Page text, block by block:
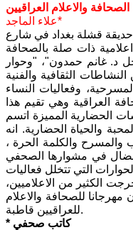
والاعلام العراقيين
علاء الماجد*
على داعش، يومي الخميس والجمعة (23 – 24 هذا الشهر) على حديقة قشلة بغداد في شارع
ذات صلة بالصحافة
د. غانم حمدون"، "وحوار
الثقافية والفنية
وفعاليات النساء
العراقية وهي تقيم هذا
الحضارية المميزة اتسم
والحياة الحضارية. انه
والمسرح والكلمة الحرة ،
في مشوارها الصحفي
التي تتخلل فعاليات
الكثير من الاعلاميين،
للصحافة والاعلام
للعراقيين قاطبة.
* كاتب صحفي